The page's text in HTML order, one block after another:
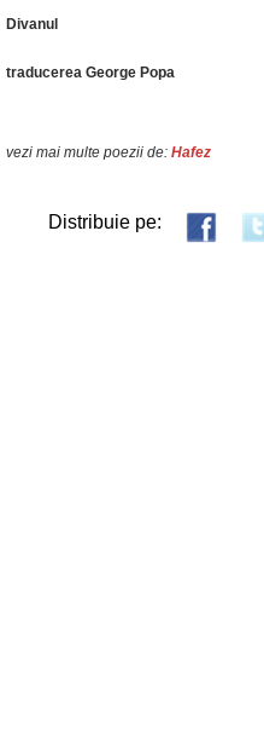
Divanul
traducerea George Popa
vezi mai multe poezii de: Hafez
Distribuie pe: